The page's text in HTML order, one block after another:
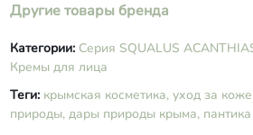
Другие товары бренда
Категории: Серия SQUALUS
Кремы для лица
Теги: крымская косметика, уход за
природы, дары природы крыма, пантика